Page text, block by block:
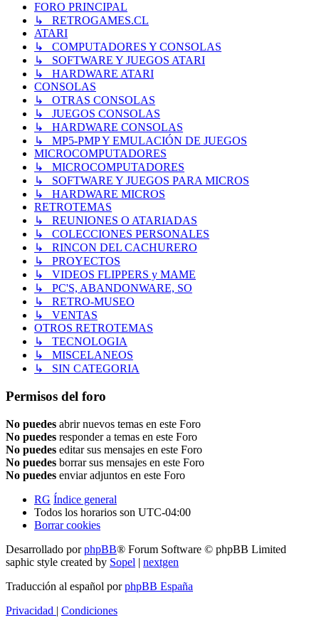
FORO PRINCIPAL
↳ RETROGAMES.CL
ATARI
↳ COMPUTADORES Y CONSOLAS
↳ SOFTWARE Y JUEGOS ATARI
↳ HARDWARE ATARI
CONSOLAS
↳ OTRAS CONSOLAS
↳ JUEGOS CONSOLAS
↳ HARDWARE CONSOLAS
↳ MP5-PMP Y EMULACIÓN DE JUEGOS
MICROCOMPUTADORES
↳ MICROCOMPUTADORES
↳ SOFTWARE Y JUEGOS PARA MICROS
↳ HARDWARE MICROS
RETROTEMAS
↳ REUNIONES O ATARIADAS
↳ COLECCIONES PERSONALES
↳ RINCON DEL CACHURERO
↳ PROYECTOS
↳ VIDEOS FLIPPERS y MAME
↳ PC'S, ABANDONWARE, SO
↳ RETRO-MUSEO
↳ VENTAS
OTROS RETROTEMAS
↳ TECNOLOGIA
↳ MISCELANEOS
↳ SIN CATEGORIA
Permisos del foro
No puedes abrir nuevos temas en este Foro
No puedes responder a temas en este Foro
No puedes editar sus mensajes en este Foro
No puedes borrar sus mensajes en este Foro
No puedes enviar adjuntos en este Foro
RG Índice general
Todos los horarios son UTC-04:00
Borrar cookies
Desarrollado porphpBB® Forum Software © phpBB Limited
saphic style created by Sopel | nextgen
Traducción al español porphpBB España
Privacidad | Condiciones